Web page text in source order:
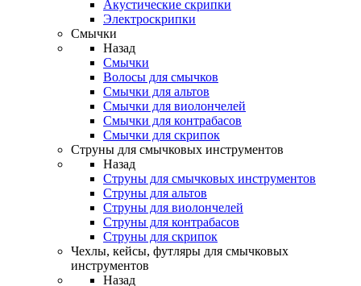
Акустические скрипки
Электроскрипки
Смычки
Назад
Смычки
Волосы для смычков
Смычки для альтов
Смычки для виолончелей
Смычки для контрабасов
Смычки для скрипок
Струны для смычковых инструментов
Назад
Струны для смычковых инструментов
Струны для альтов
Струны для виолончелей
Струны для контрабасов
Струны для скрипок
Чехлы, кейсы, футляры для смычковых
инструментов
Назад